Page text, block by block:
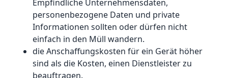
Empfindliche Unternehmensdaten,
personenbezogene Daten und private
Informationen sollten oder dürfen nicht
einfach in den Müll wandern.
die Anschaffungskosten für ein Gerät höher
sind als die Kosten, einen Dienstleister zu
beauftragen.